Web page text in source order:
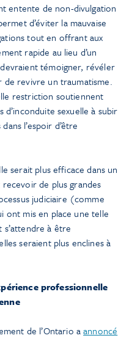
entente de non-divulgation
d’éviter la mauvaise
tout en offrant aux
rapide au lieu d’un
témoigner, révéler
revivre un traumatisme.
restriction soutiennent
sexuelle à subir
l’espoir d’être
serait plus efficace dans un
de plus grandes
judiciaire (comme
ont mis en place une telle
à être
seraient plus enclines à
professionnelle
de l’Ontario aannoncé